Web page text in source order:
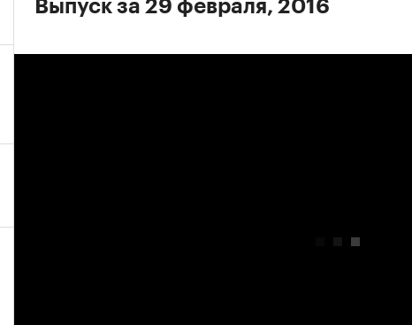
Выпуск за 29 февраля, 2016